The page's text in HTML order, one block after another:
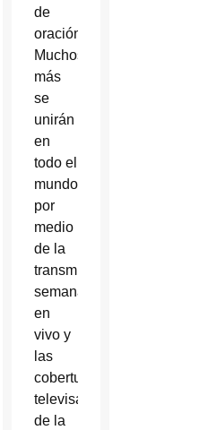
de
oración.
Muchos
más
se
unirán
en
todo el
mundo
por
medio
de la
transmisión
semanal
en
vivo y
las
coberturas
televisadas
de la